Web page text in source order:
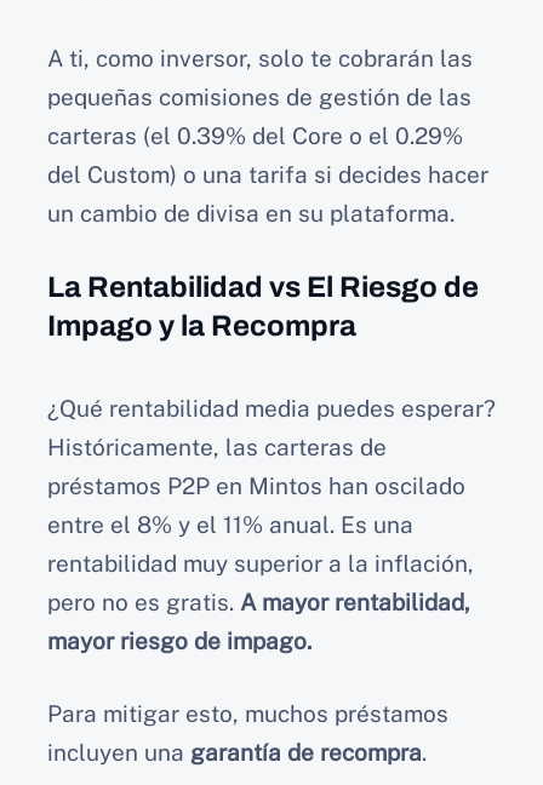
A ti, como inversor, solo te cobrarán las
pequeñas comisiones de gestión de las
carteras (el 0.39% del Core o el 0.29%
del Custom) o una tarifa si decides hacer
un cambio de divisa en su plataforma.
La Rentabilidad vs El Riesgo de
Impago y la Recompra
¿Qué rentabilidad media puedes esperar?
Históricamente, las carteras de
préstamos P2P en Mintos han oscilado
entre el 8% y el 11% anual. Es una
rentabilidad muy superior a la inflación,
pero no es gratis. A mayor rentabilidad,
mayor riesgo de impago.
Para mitigar esto, muchos préstamos
incluyen una garantía de recompra.